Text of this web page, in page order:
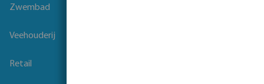
Zwembad
Veehouderij
Retail